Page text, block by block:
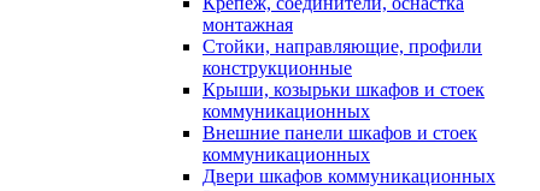
монтажная
Стойки, направляющие, профили
конструкционные
Крыши, козырьки шкафов и стоек
коммуникационных
Внешние панели шкафов и стоек
коммуникационных
Двери шкафов коммуникационных